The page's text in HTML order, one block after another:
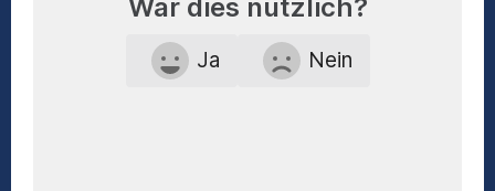
War dies nützlich?
Ja Nein